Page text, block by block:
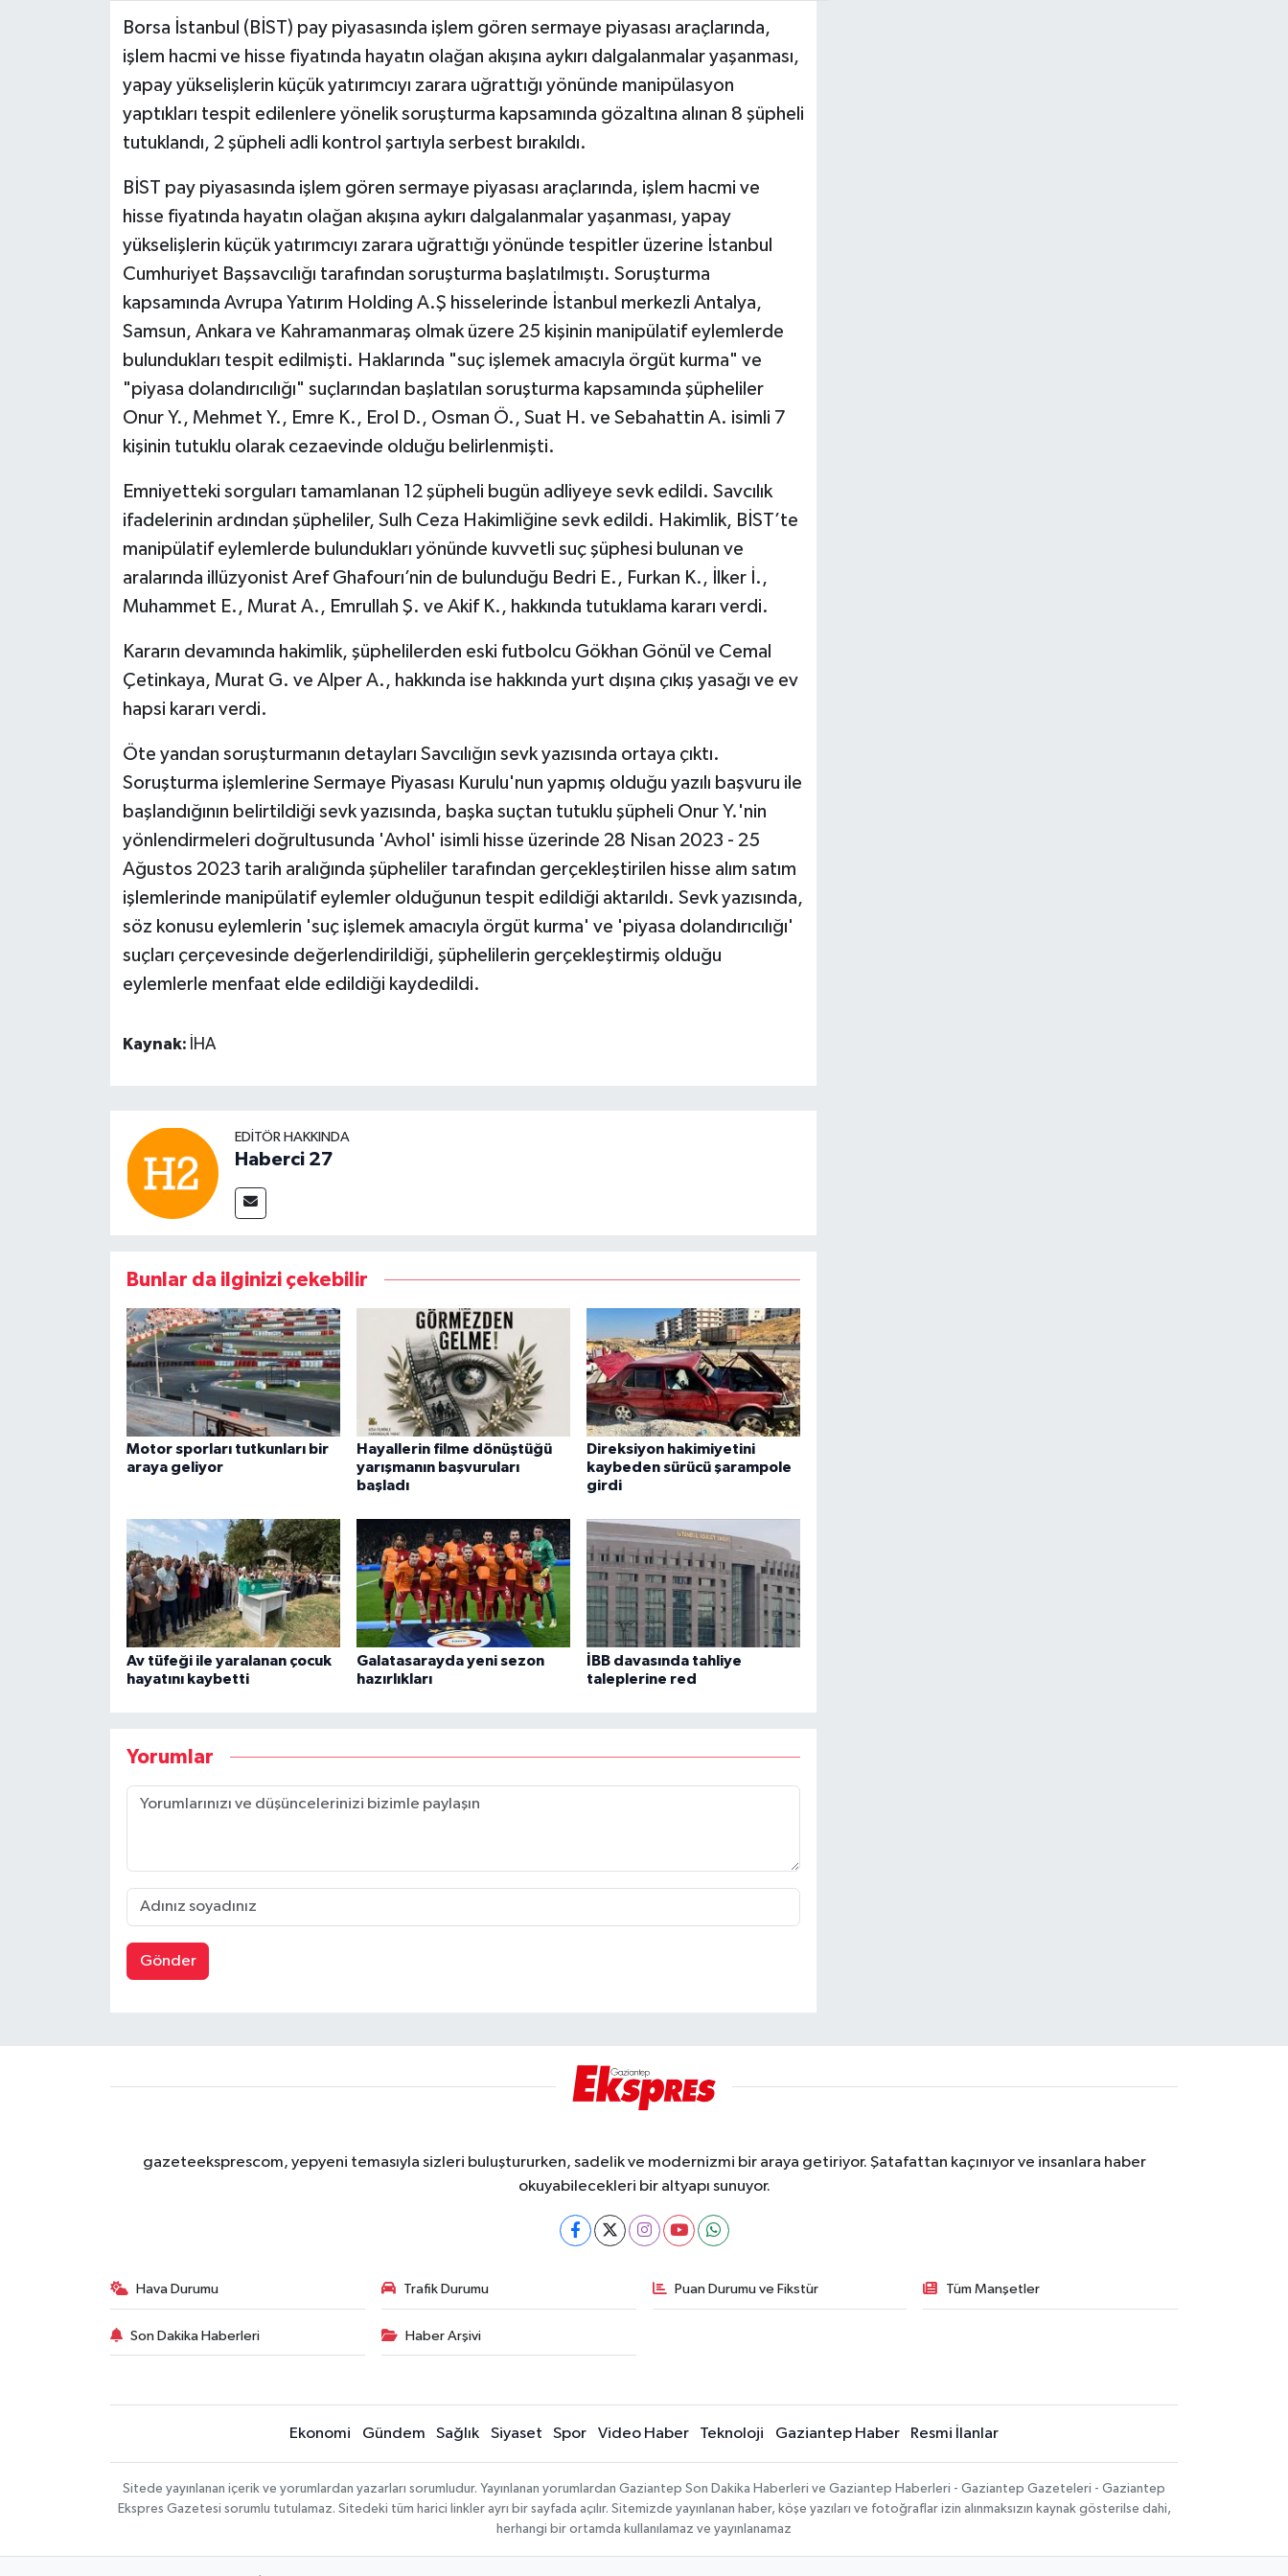
Borsa İstanbul (BİST) pay piyasasında işlem gören sermaye piyasası araçlarında,
işlem hacmi ve hisse fiyatında hayatın olağan akışına aykırı dalgalanmalar yaşanması,
yapay yükselişlerin küçük yatırımcıyı zarara uğrattığı yönünde manipülasyon
yaptıkları tespit edilenlere yönelik soruşturma kapsamında gözaltına alınan 8 şüpheli
tutuklandı, 2 şüpheli adli kontrol şartıyla serbest bırakıldı.
BİST pay piyasasında işlem gören sermaye piyasası araçlarında, işlem hacmi ve
hisse fiyatında hayatın olağan akışına aykırı dalgalanmalar yaşanması, yapay
yükselişlerin küçük yatırımcıyı zarara uğrattığı yönünde tespitler üzerine İstanbul
Cumhuriyet Başsavcılığı tarafından soruşturma başlatılmıştı. Soruşturma
kapsamında Avrupa Yatırım Holding A.Ş hisselerinde İstanbul merkezli Antalya,
Samsun, Ankara ve Kahramanmaraş olmak üzere 25 kişinin manipülatif eylemlerde
bulundukları tespit edilmişti. Haklarında "suç işlemek amacıyla örgüt kurma" ve
"piyasa dolandırıcılığı" suçlarından başlatılan soruşturma kapsamında şüpheliler
Onur Y., Mehmet Y., Emre K., Erol D., Osman Ö., Suat H. ve Sebahattin A. isimli 7
kişinin tutuklu olarak cezaevinde olduğu belirlenmişti.
Emniyetteki sorguları tamamlanan 12 şüpheli bugün adliyeye sevk edildi. Savcılık
ifadelerinin ardından şüpheliler, Sulh Ceza Hakimliğine sevk edildi. Hakimlik, BİST’te
manipülatif eylemlerde bulundukları yönünde kuvvetli suç şüphesi bulunan ve
aralarında illüzyonist Aref Ghafourı’nin de bulunduğu Bedri E., Furkan K., İlker İ.,
Muhammet E., Murat A., Emrullah Ş. ve Akif K., hakkında tutuklama kararı verdi.
Kararın devamında hakimlik, şüphelilerden eski futbolcu Gökhan Gönül ve Cemal
Çetinkaya, Murat G. ve Alper A., hakkında ise hakkında yurt dışına çıkış yasağı ve ev
hapsi kararı verdi.
Öte yandan soruşturmanın detayları Savcılığın sevk yazısında ortaya çıktı.
Soruşturma işlemlerine Sermaye Piyasası Kurulu'nun yapmış olduğu yazılı başvuru ile
başlandığının belirtildiği sevk yazısında, başka suçtan tutuklu şüpheli Onur Y.'nin
yönlendirmeleri doğrultusunda 'Avhol' isimli hisse üzerinde 28 Nisan 2023 - 25
Ağustos 2023 tarih aralığında şüpheliler tarafından gerçekleştirilen hisse alım satım
işlemlerinde manipülatif eylemler olduğunun tespit edildiği aktarıldı. Sevk yazısında,
söz konusu eylemlerin 'suç işlemek amacıyla örgüt kurma' ve 'piyasa dolandırıcılığı'
suçları çerçevesinde değerlendirildiği, şüphelilerin gerçekleştirmiş olduğu
eylemlerle menfaat elde edildiği kaydedildi.
Kaynak: İHA
EDITÖR HAKKINDA
Haberci 27
Bunlar da ilginizi çekebilir
Motor sporları tutkunları bir
araya geliyor
Hayallerin filme dönüştüğü
yarışmanın başvuruları
başladı
Direksiyon hakimiyetini
kaybeden sürücü şarampole
girdi
Av tüfeği ile yaralanan çocuk
hayatını kaybetti
Galatasarayda yeni sezon
hazırlıkları
İBB davasında tahliye
taleplerine red
Yorumlar
Gönder
gazeteeksprescom, yepyeni temasıyla sizleri buluştururken, sadelik ve modernizmi bir araya getiriyor. Şatafattan kaçınıyor ve insanlara haber
okuyabilecekleri bir altyapı sunuyor.
Hava Durumu Trafik Durumu Puan Durumu ve Fikstür Tüm Manşetler
Son Dakika Haberleri Haber Arşivi
Ekonomi Gündem Sağlık Siyaset Spor Video Haber Teknoloji Gaziantep Haber Resmi İlanlar
Sitede yayınlanan içerik ve yorumlardan yazarları sorumludur. Yayınlanan yorumlardan Gaziantep Son Dakika Haberleri ve Gaziantep Haberleri - Gaziantep Gazeteleri - Gaziantep
Ekspres Gazetesi sorumlu tutulamaz. Sitedeki tüm harici linkler ayrı bir sayfada açılır. Sitemizde yayınlanan haber, köşe yazıları ve fotoğraflar izin alınmaksızın kaynak gösterilse dahi,
herhangi bir ortamda kullanılamaz ve yayınlanamaz
Yeme-İçme